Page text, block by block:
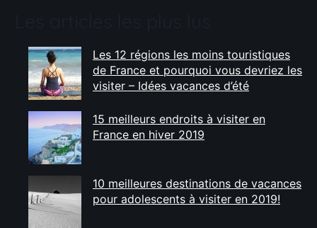
Les 12 régions les moins touristiques
de France et pourquoi vous devriez les
visiter – Idées vacances d’été
15 meilleurs endroits à visiter en
France en hiver 2019
10 meilleures destinations de vacances
pour adolescents à visiter en 2019!